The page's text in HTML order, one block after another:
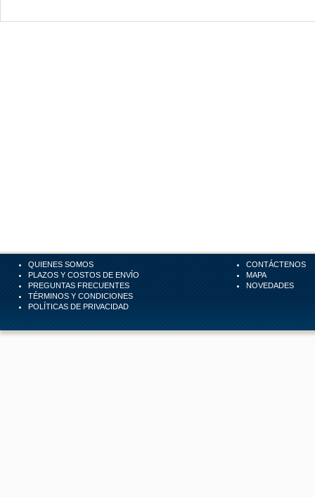
QUIENES SOMOS
PLAZOS Y COSTOS DE ENVÍO
PREGUNTAS FRECUENTES
TÉRMINOS Y CONDICIONES
POLÍTICAS DE PRIVACIDAD
CONTÁCTENOS
MAPA
NOVEDADES